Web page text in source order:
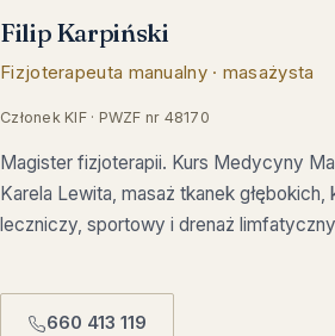
Filip Karpiński
Fizjoterapeuta manualny · masażysta
Członek KIF · PWZF nr 48170
Magister fizjoterapii. Kurs Medycyny
Karela Lewita, masaż tkanek głębokich,
leczniczy, sportowy i drenaż
660 413 119